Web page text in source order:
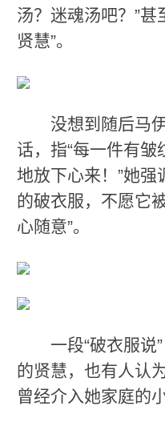
汤？迷魂汤吧？”甚
贤慧”。
没想到随后马伊
话，指“每一件有
地放下心来！”她
的破衣服，不愿它
心随意”。
一段“破衣服说”
的贤慧，也有人认
曾经介入她家庭的小